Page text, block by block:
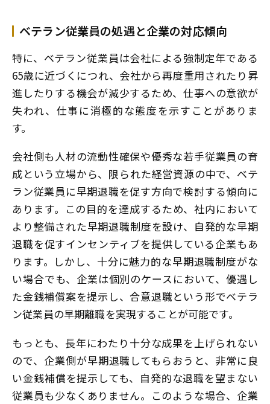
ベテラン従業員の処遇と企業の対応傾向
特に、ベテラン従業員は会社による強制定年である
65歳に近づくにつれ、会社から再度重用されたり昇
進したりする機会が減少するため、仕事への意欲が
失われ、仕事に消極的な態度を示すことがありま
す。
会社側も人材の流動性確保や優秀な若手従業員の育
成という立場から、限られた経営資源の中で、ベテ
ラン従業員に早期退職を促す方向で検討する傾向に
あります。この目的を達成するため、社内において
より整備された早期退職制度を設け、自発的な早期
退職を促すインセンティブを提供している企業もあ
ります。しかし、十分に魅力的な早期退職制度がな
い場合でも、企業は個別のケースにおいて、優遇し
た金銭補償案を提示し、合意退職という形でベテラ
ン従業員の早期離職を実現することが可能です。
もっとも、長年にわたり十分な成果を上げられない
ので、企業側が早期退職してもらおうと、非常に良
い金銭補償を提示しても、自発的な退職を望まない
従業員も少なくありません。このような場合、企業